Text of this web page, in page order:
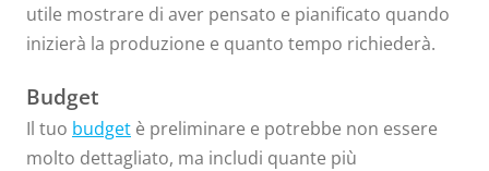
utile mostrare di aver pensato e pianificato quando
inizierà la produzione e quanto tempo richiederà.
Budget
Il tuo budget è preliminare e potrebbe non essere
molto dettagliato, ma includi quante più